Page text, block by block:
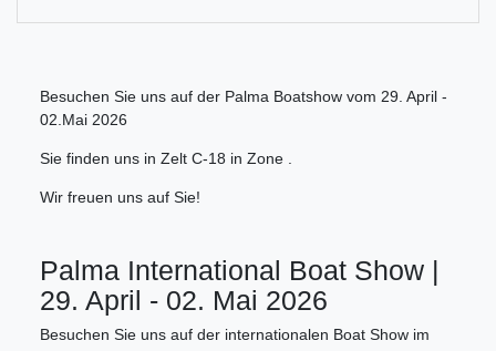
Besuchen Sie uns auf der Palma Boatshow vom 29. April -
02.Mai 2026
Sie finden uns in Zelt C-18 in Zone .
Wir freuen uns auf Sie!
Palma International Boat Show |
29. April - 02. Mai 2026
Besuchen Sie uns auf der internationalen Boat Show im